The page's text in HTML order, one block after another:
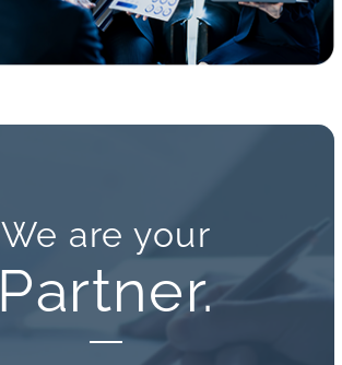
We are your
Partner.